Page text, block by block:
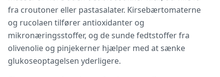
fra croutoner eller pastasalater. Kirsebærtomaterne
og rucolaen tilfører antioxidanter og
mikronæringsstoffer, og de sunde fedtstoffer fra
olivenolie og pinjekerner hjælper med at sænke
glukoseoptagelsen yderligere.